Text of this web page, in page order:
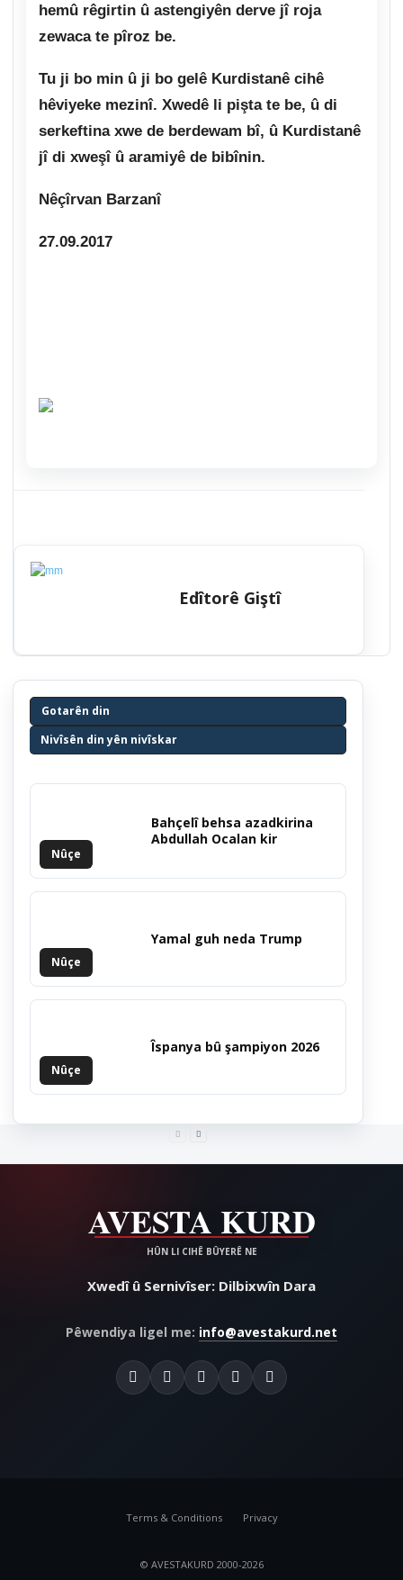
hemû rêgirtin û astengiyên derve jî roja
zewaca te pîroz be.
Tu ji bo min û ji bo gelê Kurdistanê cihê
hêviyeke mezinî. Xwedê li pişta te be, û di
serkeftina xwe de berdewam bî, û Kurdistanê
jî di xweşî û aramiyê de bibînin.
Nêçîrvan Barzanî
27.09.2017
Edîtorê Giştî
Gotarên din
Nivîsên din yên nivîskar
Nûçe
Bahçelî behsa azadkirina
Abdullah Ocalan kir
Nûçe
Yamal guh neda Trump
Nûçe
Îspanya bû şampiyon 2026
Xwedî û Sernivîser: Dilbixwîn Dara
Pêwendiya ligel me: info@avestakurd.net
Terms & Conditions Privacy
© AVESTAKURD 2000-2026